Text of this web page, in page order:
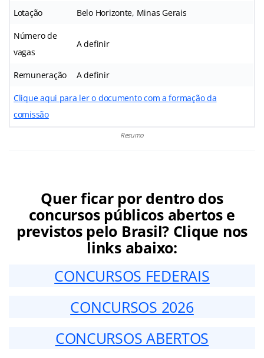
Lotação Belo Horizonte, Minas Gerais
Número de
vagas
A definir
Remuneração A definir
Clique aqui para ler o documento com a formação da
comissão
Resumo
Quer ficar por dentro dos
concursos públicos abertos e
previstos pelo Brasil? Clique nos
links abaixo:
CONCURSOS FEDERAIS
CONCURSOS 2026
CONCURSOS ABERTOS